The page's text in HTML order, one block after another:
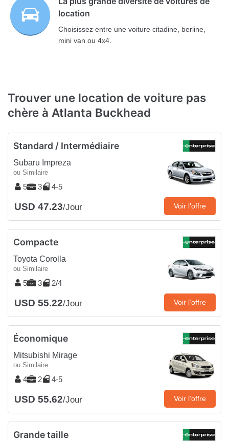
location
Choisissez entre une voiture citadine, berline,
mini van ou 4x4.
Trouver une location de voiture pas
chère à Atlanta Buckhead
Standard / Intermédiaire
Subaru Impreza
ou Similaire
5 3 4-5
USD 47.23/Jour Voir l’offre
Compacte
Toyota Corolla
ou Similaire
5 3 2/4
USD 55.22/Jour Voir l’offre
Économique
Mitsubishi Mirage
ou Similaire
4 2 4-5
USD 55.62/Jour Voir l’offre
Grande taille